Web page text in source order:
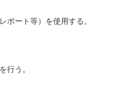
ポート等）を使用する。
行う。